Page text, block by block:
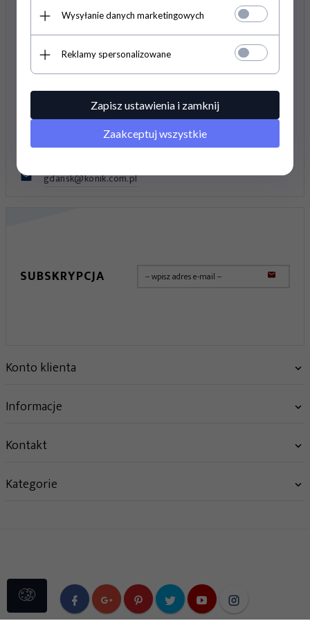
882-015-903
milanowek@konik.com.pl
Królewska 64a
05-822Milanówek,Polska
Pn-Pt 09:00 - 19:00
Sob 10:00 - 16:00
gdansk@konik.com.pl
,Polska
ul. Fordońska 140
85-752Bydgoszcz,Polska
Pn-Pt 10:00 - 19:00
Sob 10:00 - 16:00
SUBSKRYPCJA
Konto klienta
Informacje
Kontakt
Kategorie
Wysyłanie danych marketingowych
Reklamy spersonalizowane
Zapisz ustawienia i zamknij
Zaakceptuj wszystkie